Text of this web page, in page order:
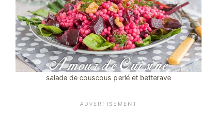
salade de couscous perlé et betterave